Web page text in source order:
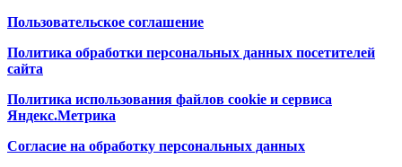
Пользовательское соглашение
Политика обработки персональных данных посетителей
сайта
Политика использования файлов cookie и сервиса
Яндекс.Метрика
Согласие на обработку персональных данных